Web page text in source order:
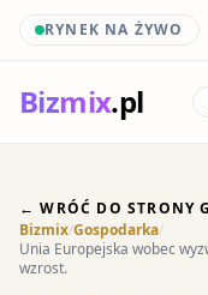
RYNEK NA ŻYWO
Bizmix.pl
← WRÓĆ DO STRONY
Bizmix/Gospodarka/
Unia Europejska wobec
wzrost.